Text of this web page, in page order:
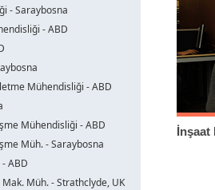
- Saraybosna
- ABD
Mühendisliği - ABD
Mühendisliği - ABD
Müh. - Saraybosna
ABD
Müh. - Strathclyde, UK
İnşaat